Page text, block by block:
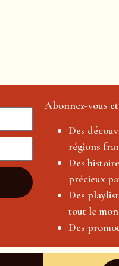
Abonnez-vous
Des
régions
Des
précieux
Des
tout le
Des